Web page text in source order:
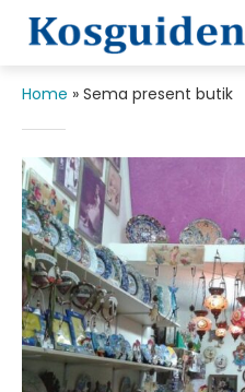
Home » Sema present butik